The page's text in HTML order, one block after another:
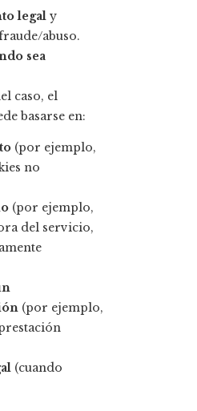
legal y
abuso.
sea
caso, el
basarse en:
(por ejemplo,
no
(por ejemplo,
del servicio,
(por ejemplo,
(cuando